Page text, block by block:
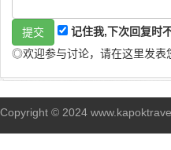
记住我,下次回复时
◎欢迎参与讨论，请在这里发表
Copyright © 2024